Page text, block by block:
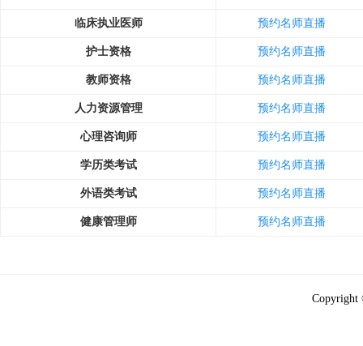
临床执业医师 预约名师直播
护士资格 预约名师直播
教师资格 预约名师直播
人力资源管理 预约名师直播
心理咨询师 预约名师直播
学历类考试 预约名师直播
外语类考试 预约名师直播
健康管理师 预约名师直播
Copyright